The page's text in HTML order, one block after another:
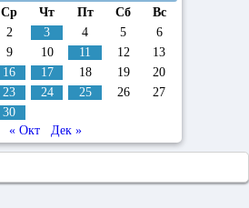
Ср Чт Пт Сб
Вс
2 3 4 5
6
9 10 11 12
13
16 17 18 19
20
23 24 25 26
27
30
« Окт
Дек »